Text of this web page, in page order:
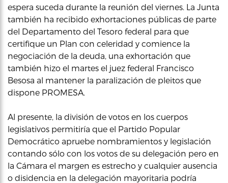
espera suceda durante la reunión del viernes. La Junta
también ha recibido exhortaciones públicas de parte
del Departamento del Tesoro federal para que
certifique un Plan con celeridad y comience la
negociación de la deuda, una exhortación que
también hizo el martes el juez federal Francisco
Besosa al mantener la paralización de pleitos que
dispone PROMESA.
Al presente, la división de votos en los cuerpos
legislativos permitiría que el Partido Popular
Democrático apruebe nombramientos y legislación
contando sólo con los votos de su delegación pero en
la Cámara el margen es estrecho y cualquier ausencia
o disidencia en la delegación mayoritaria podría